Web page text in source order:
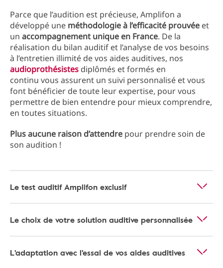
Parce que l’audition est précieuse, Amplifon a
développé une méthodologie à l’efficacité prouvée et
un accompagnement unique en France. De la
réalisation du bilan auditif et l’analyse de vos besoins
à l’entretien illimité de vos aides auditives, nos
audioprothésistes diplômés et formés en
continu vous assurent un suivi personnalisé et vous
font bénéficier de toute leur expertise, pour vous
permettre de bien entendre pour mieux comprendre,
en toutes situations.
Plus aucune raison d’attendre pour prendre soin de
son audition !
Le test auditif Amplifon exclusif
Le choix de votre solution auditive personnalisée
L'adaptation avec l'essai de vos aides auditives